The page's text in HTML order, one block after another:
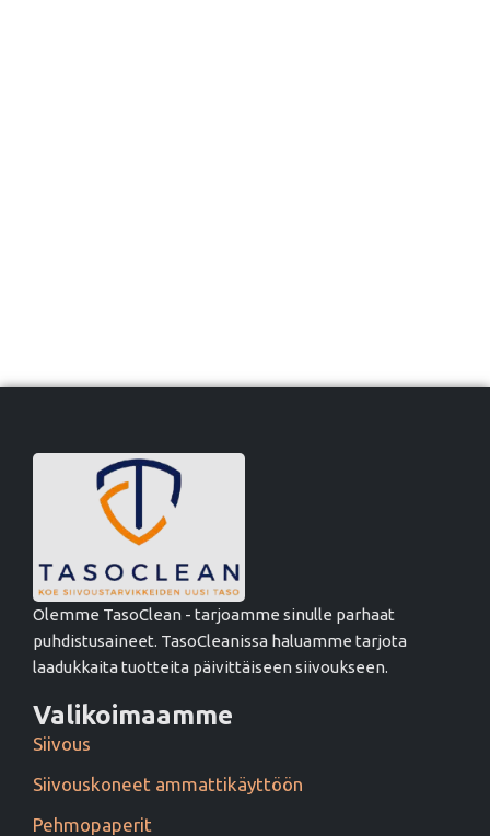
Olemme TasoClean - tarjoamme sinulle parhaat
puhdistusaineet. TasoCleanissa haluamme tarjota
laadukkaita tuotteita päivittäiseen siivoukseen.
Valikoimaamme
Siivous
Siivouskoneet ammattikäyttöön
Pehmopaperit